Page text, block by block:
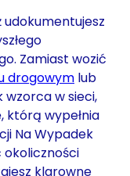
Zamiast wozić
drogowym lub
wzorca w sieci,
którą wypełnia
Na Wypadek
okoliczności
klarowne